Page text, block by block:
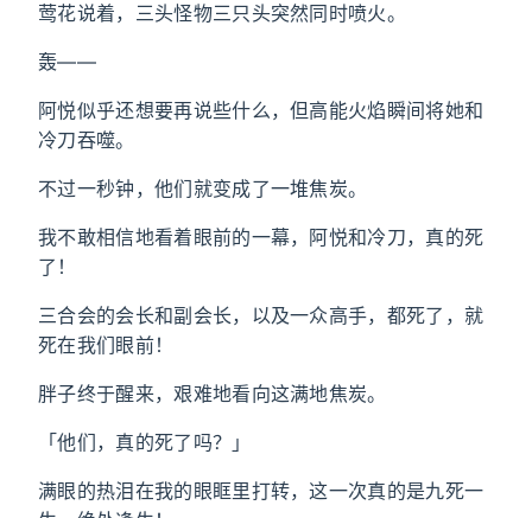
莺花说着，三头怪物三只头突然同时喷火。
轰——
阿悦似乎还想要再说些什么，但高能火焰瞬间将她和
冷刀吞噬。
不过一秒钟，他们就变成了一堆焦炭。
我不敢相信地看着眼前的一幕，阿悦和冷刀，真的死
了！
三合会的会长和副会长，以及一众高手，都死了，就
死在我们眼前！
胖子终于醒来，艰难地看向这满地焦炭。
「他们，真的死了吗？」
满眼的热泪在我的眼眶里打转，这一次真的是九死一